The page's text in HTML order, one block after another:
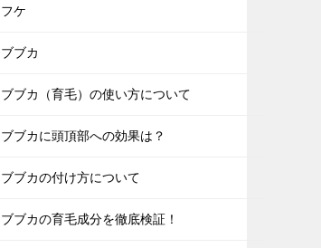
フケ
ブブカ
ブブカ（育毛）の使い方について
ブブカに頭頂部への効果は？
ブブカの付け方について
ブブカの育毛成分を徹底検証！